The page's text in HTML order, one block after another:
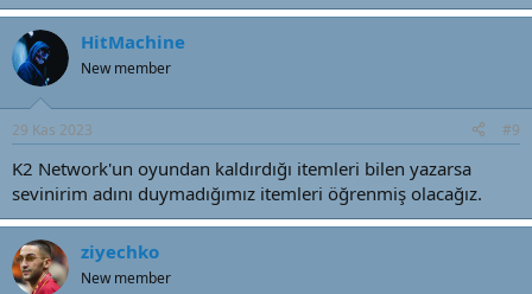
HitMachine
New member
29 Kas 2023 #9
K2 Network'un oyundan kaldırdığı itemleri bilen yazarsa
sevinirim adını duymadığımız itemleri öğrenmiş olacağız.
ziyechko
New member